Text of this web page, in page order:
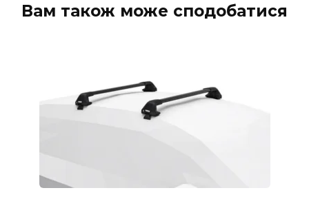
Вам також може сподобатися